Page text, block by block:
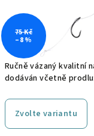
Ručně vázaný kvalitní
dodáván včetně
Zvolte variantu
75 Kč
–8 %